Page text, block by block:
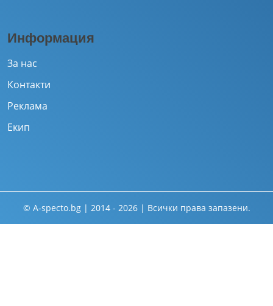
Информация
За нас
Контакти
Реклама
Екип
© A-specto.bg | 2014 - 2026 | Всички права запазени.